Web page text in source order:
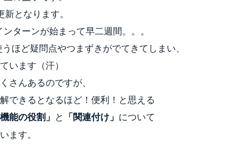
となります。
ターンが始まって早二週間。。。
ほど疑問点やつまずきがでてきてしまい、
います（汗）
さんあるのですが、
できるとなるほど！便利！と思える
能の役割」 と 「関連付け」 について
ます。